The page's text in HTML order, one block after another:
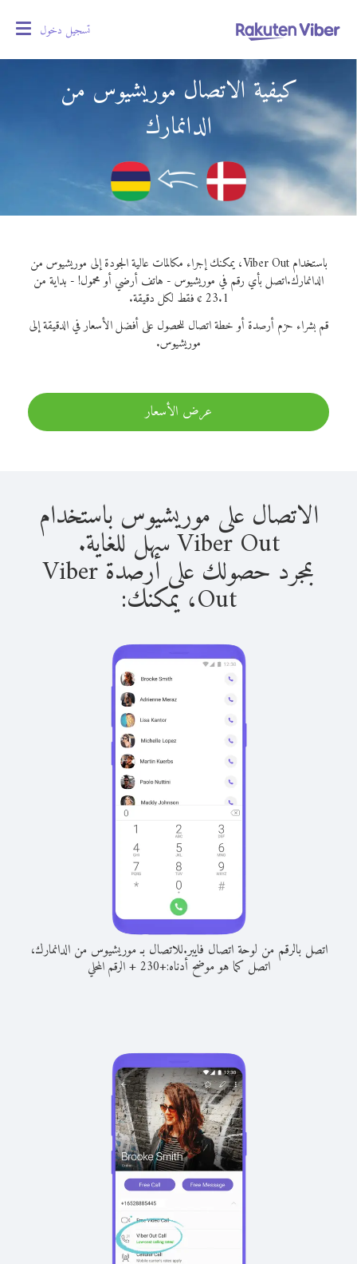
تسجيل دخول
كيفية الاتصال موريشيوس من
الدانمارك
باستخدام Viber Out، يمكنك إجراء مكالمات عالية الجودة إلى موريشيوس من
الدانمارك.اتصل بأي رقم في موريشيوس - هاتف أرضي أو محمول! - بداية من
23.1 ¢ فقط لكل دقيقة.
قم بشراء حزم أرصدة أو خطة اتصال للحصول على أفضل الأسعار في الدقيقة إلى
موريشيوس.
عرض الأسعار
الاتصال على موريشيوس باستخدام
Viber Out سهل للغاية.
بمجرد حصولك على أرصدة Viber
Out، يمكنك:
اتصل بالرقم من لوحة اتصال فايبر.للاتصال بـ موريشيوس من الدانمارك،
اتصل كما هو موضح أدناه:+
230
+الرقم المحلي